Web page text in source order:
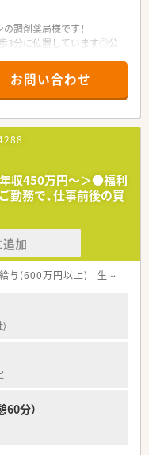
調剤薬局様です！
3分に位置しています◎公
ています！幅広い処方箋に
るため、ＯＴＣに携わりた
＞
る企業様です！
、連続休暇制度やアニバー
りますので、オン・オフのメ
！
日用品もお得に購入でき
います！
進しております！子育てに
お問い合わせ
年収450万円～＞●福利
勤務で、仕事前後の買
加
与(600万円以上) 生活環境充実
)
分）